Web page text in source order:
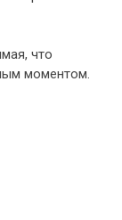
что
моментом.